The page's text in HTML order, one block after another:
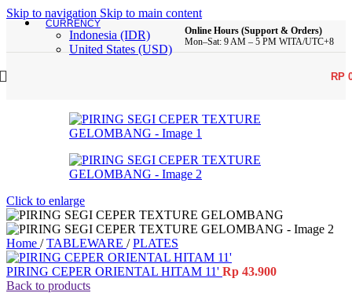
Skip to navigation Skip to main content
CURRENCY
Indonesia (IDR)
United States (USD)
Online Hours (Support & Orders)
Mon–Sat: 9 AM – 5 PM WITA/UTC+8
RP
Click to enlarge
Home / TABLEWARE / PLATES
PIRING CEPER ORIENTAL HITAM 11' Rp 43.900
Back to products